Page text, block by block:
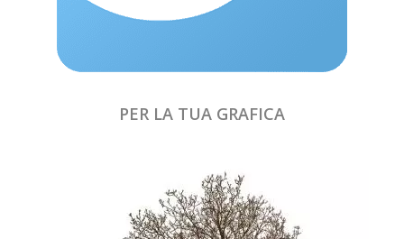
PER LA TUA GRAFICA